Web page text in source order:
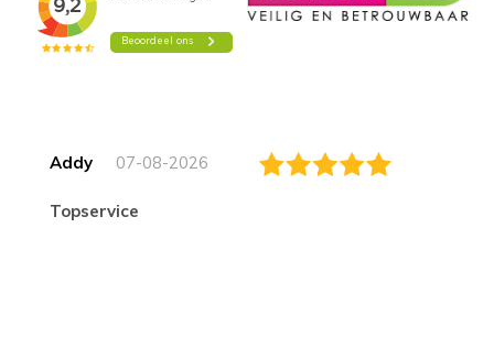
Addy 07-08-2026
topservice